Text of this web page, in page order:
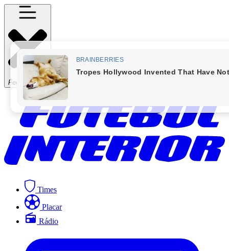
Fechar Menu
Times
Placar
Rádio